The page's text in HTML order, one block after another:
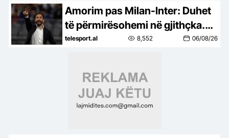
shumë
Amorim pas Milan-Inter: Duhet
të përmirësohemi në gjithçka.
Leao? Të jesh te Milani është fat
telesport.al 8,552 06/08/26